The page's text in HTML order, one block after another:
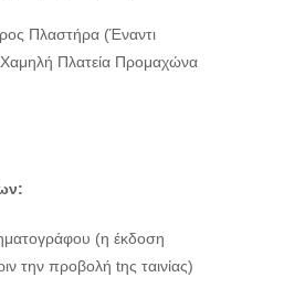
Πλαστήρα (Έναντι
Χαμηλή Πλατεία Προμαχώνα
(η έκδοση
την προβολή tης ταινίας)